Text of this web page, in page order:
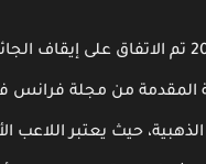
أنه في عام 2010 تم الاتفاق على
المقدمة من مجلة فرانس
حيث يعتبر اللاعب